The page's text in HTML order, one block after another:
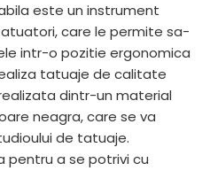
este un instrument
care le permite sa-
intr-o pozitie ergonomica
tatuaje de calitate
dintr-un material
neagra, care se va
de tatuaje.
a se potrivi cu